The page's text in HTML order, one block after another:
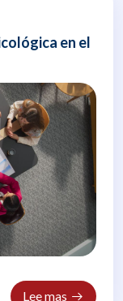
en el
Lee mas